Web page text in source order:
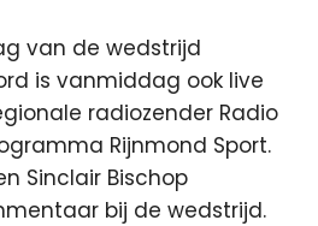
van de wedstrijd
is vanmiddag ook live
radiozender Radio
Rijnmond Sport.
Sinclair Bischop
bij de wedstrijd.